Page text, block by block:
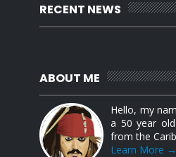
RECENT NEWS
ABOUT ME
Hello, my
a 50 year
from the
Learn More →